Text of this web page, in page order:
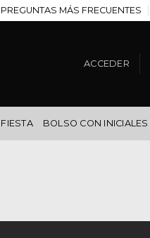
PREGUNTAS MÁS FRECUENTES
ACCEDER
BOLSO CON INICIALES